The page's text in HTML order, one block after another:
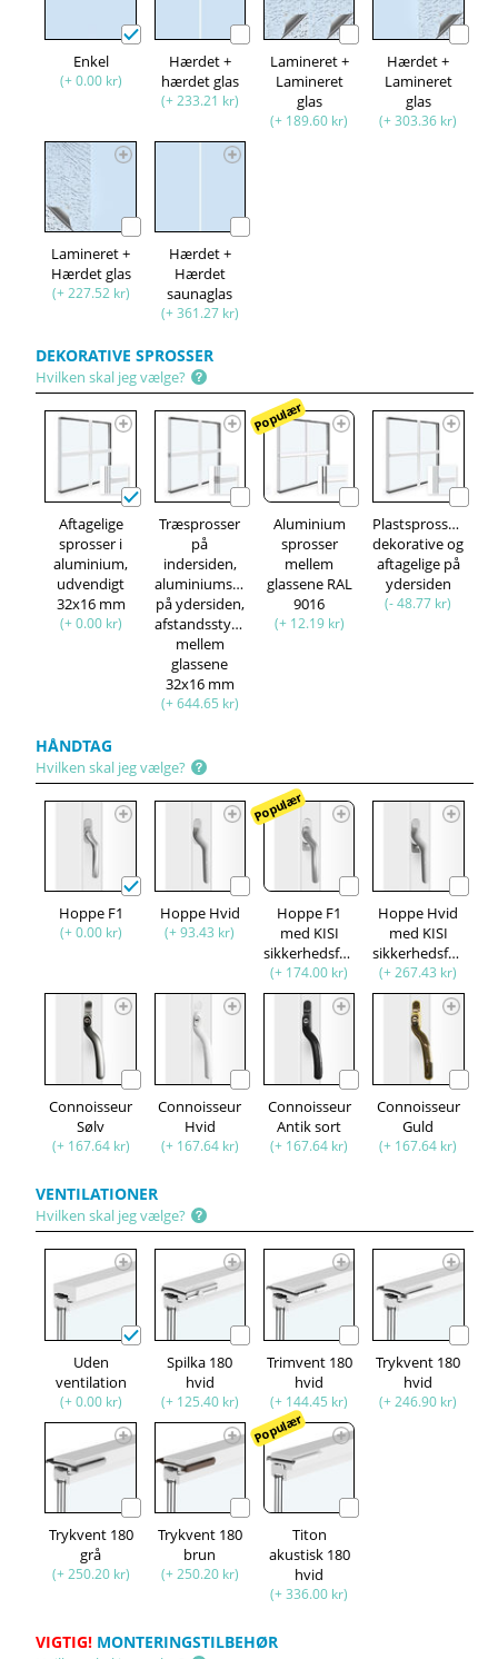
Enkel
(+ 0.00 kr)
Hærdet +
hærdet glas
(+ 233.21 kr)
Lamineret +
Lamineret
glas
(+ 189.60 kr)
Hærdet +
Lamineret
glas
(+ 303.36 kr)
Lamineret +
Hærdet glas
(+ 227.52 kr)
Hærdet +
Hærdet
saunaglas
(+ 361.27 kr)
DEKORATIVE SPROSSER
Hvilken skal jeg vælge?
Aftagelige
sprosser i
aluminium,
udvendigt
32x16 mm
(+ 0.00 kr)
Træsprosser
på
indersiden,
aluminiumsprosser
på ydersiden,
afstandsstykke
mellem
glassene
32x16 mm
(+ 644.65 kr)
Populær
Aluminium
sprosser
mellem
glassene RAL
9016
(+ 12.19 kr)
Plastsprosser,
dekorative og
aftagelige på
ydersiden
(- 48.77 kr)
HÅNDTAG
Hvilken skal jeg vælge?
Hoppe F1
(+ 0.00 kr)
Hoppe Hvid
(+ 93.43 kr)
Populær
Hoppe F1
med KISI
sikkerhedsfunktion
(+ 174.00 kr)
Hoppe Hvid
med KISI
sikkerhedsfunktion
(+ 267.43 kr)
Connoisseur
Sølv
(+ 167.64 kr)
Connoisseur
Hvid
(+ 167.64 kr)
Connoisseur
Antik sort
(+ 167.64 kr)
Connoisseur
Guld
(+ 167.64 kr)
VENTILATIONER
Hvilken skal jeg vælge?
Uden
ventilation
(+ 0.00 kr)
Spilka 180
hvid
(+ 125.40 kr)
Trimvent 180
hvid
(+ 144.45 kr)
Trykvent 180
hvid
(+ 246.90 kr)
Trykvent 180
grå
(+ 250.20 kr)
Trykvent 180
brun
(+ 250.20 kr)
Populær
Titon
akustisk 180
hvid
(+ 336.00 kr)
VIGTIG! MONTERINGSTILBEHØR